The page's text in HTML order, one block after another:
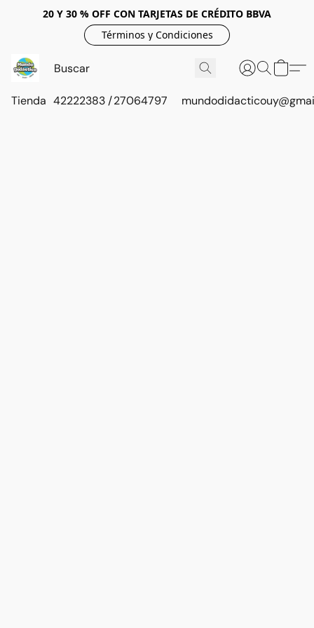
20 Y 30 % OFF CON TARJETAS DE CRÉDITO BBVA
Términos y Condiciones
Tienda 42222383 / 27064797